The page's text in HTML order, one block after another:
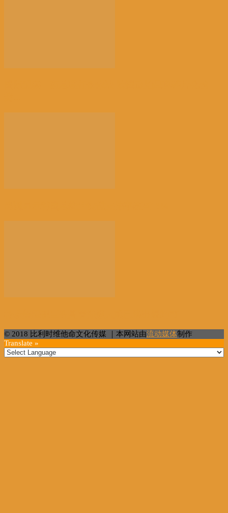
© 2018 比利时维他命文化传媒 ｜本网站由流动媒体制作
Translate »